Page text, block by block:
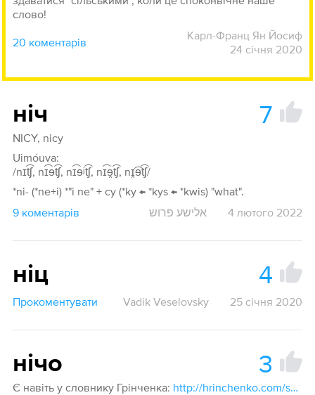
слово!
20 коментарів
Карл-Франц Ян Йосиф
24 січня 2020
ніч 7
NICY, nicy
Uimóuva:
/nɪt͡ʃ, nɪ͡ɘt͡ʃ, nɪ͡ɘʲt͡ʃ, nɪ͡ɘ̯t͡ʃ, nɪ̯͡ɘt͡ʃ/
*ni- (*ne+i) *"i ne" + cy (*ky ← *kys ← *kwis) "what".
9 коментарів
אלישע פרוש 4 лютого 2022
ніц 4
Прокоментувати Vadik Veselovsky 25 січня 2020
нічо 3
Є навіть у словнику Грінченка:
http://hrinchenko.com/slovar/znachenie-slova/33160-nicho.html